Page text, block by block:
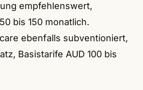
empfehlenswert,
bis 150 monatlich.
ebenfalls subventioniert,
Basistarife AUD 100 bis